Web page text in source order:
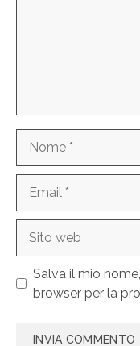
web
Salva il mio
browser per la